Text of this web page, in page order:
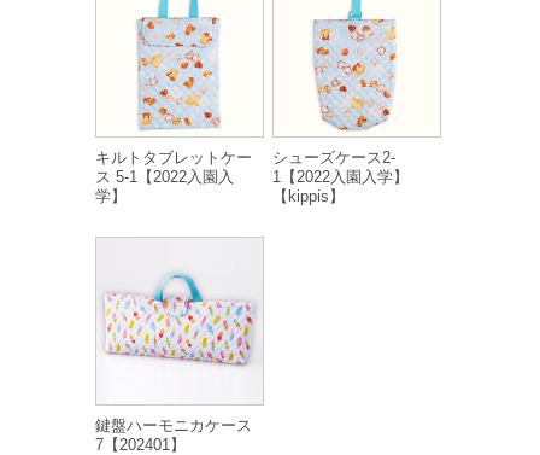
キルトタブレットケー
ス 5-1【2022入園入
学】
シューズケース2-
1【2022入園入学】
【kippis】
鍵盤ハーモニカケース
7【202401】